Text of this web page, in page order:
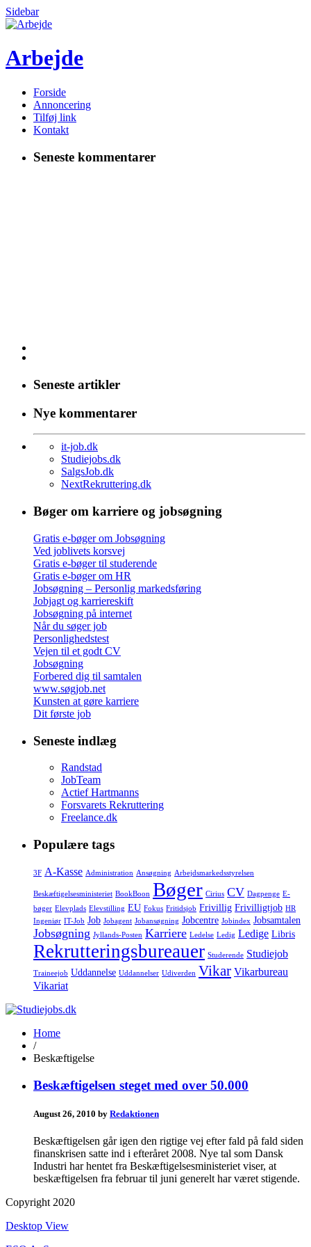
Sidebar
Arbejde
Forside
Annoncering
Tilføj link
Kontakt
Seneste kommentarer
Seneste artikler
Nye kommentarer
it-job.dk
Studiejobs.dk
SalgsJob.dk
NextRekruttering.dk
Bøger om karriere og jobsøgning
Gratis e-bøger om Jobsøgning
Ved joblivets korsvej
Gratis e-bøger til studerende
Gratis e-bøger om HR
Jobsøgning – Personlig markedsføring
Jobjagt og karriereskift
Jobsøgning på internet
Når du søger job
Personlighedstest
Vejen til et godt CV
Jobsøgning
Forbered dig til samtalen
www.søgjob.net
Kunsten at gøre karriere
Dit første job
Seneste indlæg
Randstad
JobTeam
Actief Hartmanns
Forsvarets Rekruttering
Freelance.dk
Populære tags
3F A-Kasse Administration Ansøgning Arbejdsmarkedsstyrelsen
Beskæftigelsesministeriet BookBoon Bøger Cirius CV Dagpenge E-
bøger Elevplads Elevstilling EU Fokus Fritidsjob Frivillig Frivilligtjob HR
Ingeniør IT-Job Job Jobagent Jobansøgning Jobcentre Jobindex Jobsamtalen
Jobsøgning Jyllands-Posten Karriere Ledelse Ledig Ledige Libris
Rekrutteringsbureauer Studerende Studiejob
Traineejob Uddannelse Uddannelser Udiverden Vikar Vikarbureau
Vikariat
Home
/
Beskæftigelse
Beskæftigelsen steget med over 50.000
August 26, 2010 by Redaktionen
Beskæftigelsen går igen den rigtige vej efter fald på fald siden
finanskrisen satte ind i efteråret 2008. Nye tal som Dansk
Industri har hentet fra Beskæftigelsesministeriet viser, at
beskæftigelsen fra februar til juni generelt har været stigende.
Copyright 2020
Desktop View